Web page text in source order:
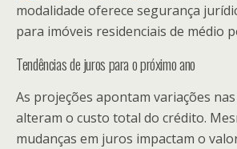
modalidade oferece segurança
para imóveis residenciais de médio
Tendências de juros para o próximo ano
As projeções apontam variações
alteram o custo total do crédito.
mudanças em juros impactam o